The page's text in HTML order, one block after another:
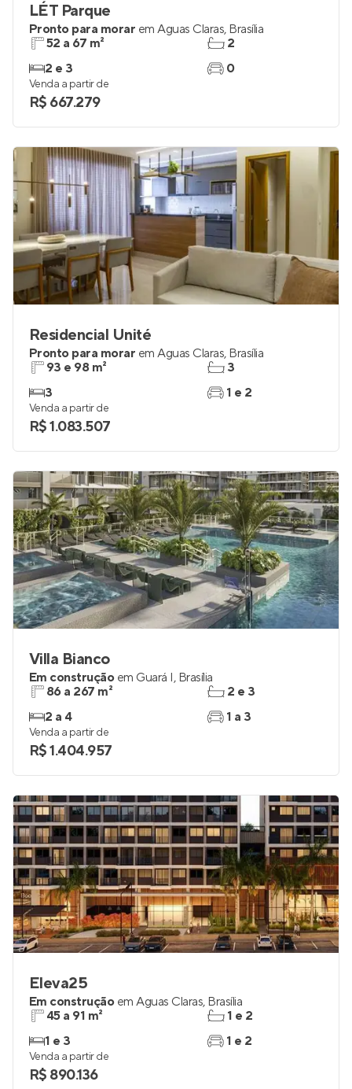
LÉT Parque
Pronto para morar em Águas Claras, Brasília
52 a 67 m²
2 e 3
2
0
Venda a partir de
R$ 667.279
Residencial Unité
Pronto para morar em Águas Claras, Brasília
93 e 98 m²
3
3
1 e 2
Venda a partir de
R$ 1.083.507
Villa Bianco
Em construção em Guará I, Brasília
86 a 267 m²
2 a 4
2 e 3
1 a 3
Venda a partir de
R$ 1.404.957
Eleva25
Em construção em Águas Claras, Brasília
45 a 91 m²
1 e 3
1 e 2
1 e 2
Venda a partir de
R$ 890.136